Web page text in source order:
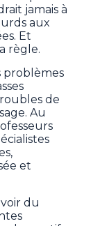
jamais à
aux
Et
règle.
problèmes
de
Au
et
du